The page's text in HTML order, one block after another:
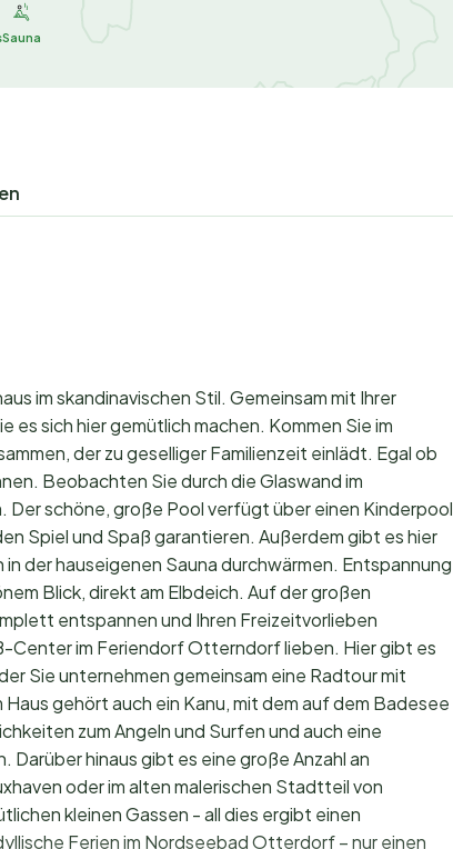
Sauna
im skandinavischen Stil. Gemeinsam mit Ihrer
sich hier gemütlich machen. Kommen Sie im
der zu geselliger Familienzeit einlädt. Egal ob
Beobachten Sie durch die Glaswand im
Der schöne, große Pool verfügt über einen Kinderpool
Spiel und Spaß garantieren. Außerdem gibt es hier
der hauseigenen Sauna durchwärmen. Entspannung
Blick, direkt am Elbdeich. Auf der großen
entspannen und Ihren Freizeitvorlieben
Center im Feriendorf Otterndorf lieben. Hier gibt es
Sie unternehmen gemeinsam eine Radtour mit
gehört auch ein Kanu, mit dem auf dem Badesee
zum Angeln und Surfen und auch eine
hinaus gibt es eine große Anzahl an
oder im alten malerischen Stadtteil von
kleinen Gassen - all dies ergibt einen
Ferien im Nordseebad Otterdorf – nur einen